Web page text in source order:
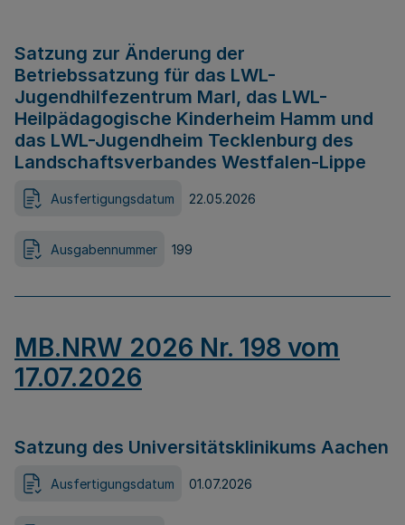
Satzung zur Änderung der
Betriebssatzung für das LWL-
Jugendhilfezentrum Marl, das LWL-
Heilpädagogische Kinderheim Hamm und
das LWL-Jugendheim Tecklenburg des
Landschaftsverbandes Westfalen-Lippe
Ausfertigungsdatum 22.05.2026
Ausgabennummer 199
MB.NRW 2026 Nr. 198 vom
17.07.2026
Satzung des Universitätsklinikums Aachen
Ausfertigungsdatum 01.07.2026